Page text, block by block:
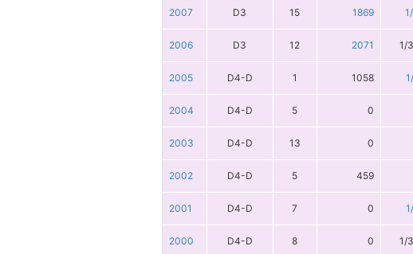
2007 D3 15 1869
2006 D3 12 2071 1/
2005 D4-D 1 1058
2004 D4-D 5 0
2003 D4-D 13 0
2002 D4-D 5 459
2001 D4-D 7 0
2000 D4-D 8 0 1/